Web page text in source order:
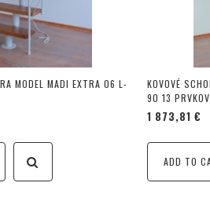
MODEL MADI EXTRA 06 L-
KOVOVÉ
90 13 PRVKOV
1 873,81 €
ADD TO